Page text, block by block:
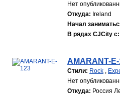
Нет
Откуда: Ireland
Начал
В рядах CJCity с:
AMARANT-
Стили: Rock ,
Нет
Откуда: Россия